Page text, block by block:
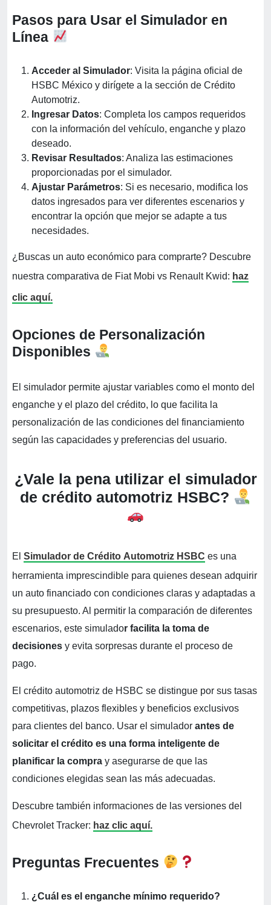
Pasos para Usar el Simulador en
Línea
Acceder al Simulador: Visita la página oficial de
HSBC México y dirígete a la sección de Crédito
Automotriz.
Ingresar Datos: Completa los campos requeridos
con la información del vehículo, enganche y plazo
deseado.
Revisar Resultados: Analiza las estimaciones
proporcionadas por el simulador.
Ajustar Parámetros: Si es necesario, modifica los
datos ingresados para ver diferentes escenarios y
encontrar la opción que mejor se adapte a tus
necesidades.
¿Buscas un auto económico para comprarte? Descubre
nuestra comparativa de Fiat Mobi vs Renault Kwid: haz
clic aquí.
Opciones de Personalización
Disponibles
El simulador permite ajustar variables como el monto del
enganche y el plazo del crédito, lo que facilita la
personalización de las condiciones del financiamiento
según las capacidades y preferencias del usuario.
¿Vale la pena utilizar el simulador
de crédito automotriz HSBC?
El Simulador de Crédito Automotriz HSBC es una
herramienta imprescindible para quienes desean adquirir
un auto financiado con condiciones claras y adaptadas a
su presupuesto. Al permitir la comparación de diferentes
escenarios, este simulador facilita la toma de
decisiones y evita sorpresas durante el proceso de
pago.
El crédito automotriz de HSBC se distingue por sus tasas
competitivas, plazos flexibles y beneficios exclusivos
para clientes del banco. Usar el simulador antes de
solicitar el crédito es una forma inteligente de
planificar la compra y asegurarse de que las
condiciones elegidas sean las más adecuadas.
Descubre también informaciones de las versiones del
Chevrolet Tracker: haz clic aquí.
Preguntas Frecuentes
¿Cuál es el enganche mínimo requerido?